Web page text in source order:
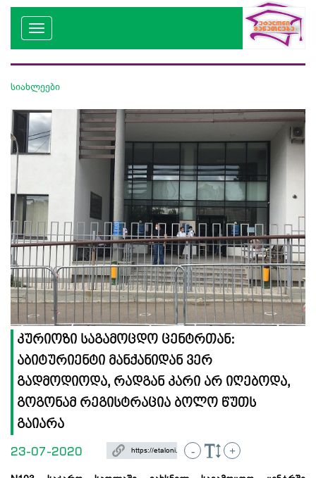
სიახლეები
კურიოზი საგამოცდო ცენტრთან:
აბიტურიენტი მანქანიდან ვერ
გადმოდიოდა, რადგან კარი არ იღებოდა,
გოგონამ რეგისტრაცია ბოლო წუთს
გაიარა
23-07-2020 - +